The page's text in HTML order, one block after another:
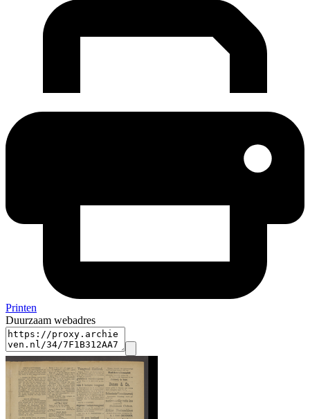
Printen
Duurzaam webadres